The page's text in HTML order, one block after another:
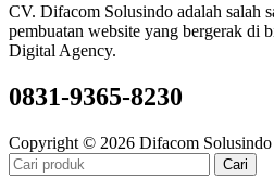
CV. Difacom Solusindo adalah salah
pembuatan website yang bergerak di
Digital Agency.
0831-9365-8230
Copyright © 2026 Difacom Solusindo
Cari